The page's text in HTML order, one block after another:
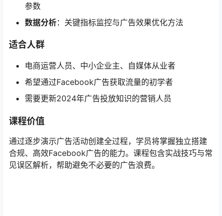
参数
数据分析​：关键指标监控与广告效果优化方法
适合人群
电商运营人员、中小企业主、自媒体从业者
希望通过Facebook广告获取流量的初学者
需要更新2024年广告投放知识的营销人员
课程价值
通过逐步演示广告活动创建全过程，学员将掌握独立搭建
合规、高效Facebook广告的能力。课程包含实战技巧与常
见误区解析，帮助避免不必要的广告浪费。